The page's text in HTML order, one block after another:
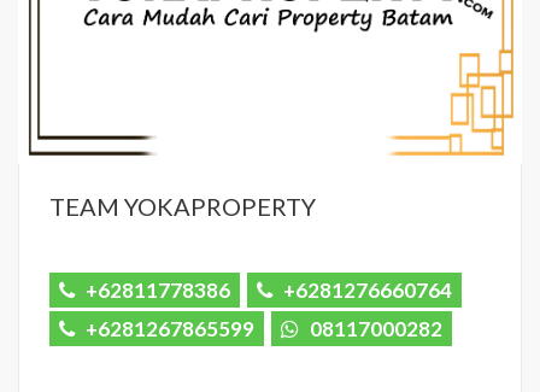
TEAM YOKAPROPERTY
+62811778386
+6281276660764
+6281267865599
08117000282